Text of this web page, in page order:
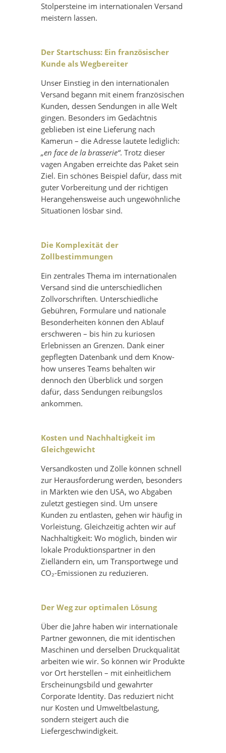
Stolpersteine im internationalen Versand
meistern lassen.
Der Startschuss: Ein französischer
Kunde als Wegbereiter
Unser Einstieg in den internationalen
Versand begann mit einem französischen
Kunden, dessen Sendungen in alle Welt
gingen. Besonders im Gedächtnis
geblieben ist eine Lieferung nach
Kamerun – die Adresse lautete lediglich:
„en face de la brasserie“. Trotz dieser
vagen Angaben erreichte das Paket sein
Ziel. Ein schönes Beispiel dafür, dass mit
guter Vorbereitung und der richtigen
Herangehensweise auch ungewöhnliche
Situationen lösbar sind.
Die Komplexität der
Zollbestimmungen
Ein zentrales Thema im internationalen
Versand sind die unterschiedlichen
Zollvorschriften. Unterschiedliche
Gebühren, Formulare und nationale
Besonderheiten können den Ablauf
erschweren – bis hin zu kuriosen
Erlebnissen an Grenzen. Dank einer
gepflegten Datenbank und dem Know-
how unseres Teams behalten wir
dennoch den Überblick und sorgen
dafür, dass Sendungen reibungslos
ankommen.
Kosten und Nachhaltigkeit im
Gleichgewicht
Versandkosten und Zölle können schnell
zur Herausforderung werden, besonders
in Märkten wie den USA, wo Abgaben
zuletzt gestiegen sind. Um unsere
Kunden zu entlasten, gehen wir häufig in
Vorleistung. Gleichzeitig achten wir auf
Nachhaltigkeit: Wo möglich, binden wir
lokale Produktionspartner in den
Zielländern ein, um Transportwege und
CO₂-Emissionen zu reduzieren.
Der Weg zur optimalen Lösung
Über die Jahre haben wir internationale
Partner gewonnen, die mit identischen
Maschinen und derselben Druckqualität
arbeiten wie wir. So können wir Produkte
vor Ort herstellen – mit einheitlichem
Erscheinungsbild und gewahrter
Corporate Identity. Das reduziert nicht
nur Kosten und Umweltbelastung,
sondern steigert auch die
Liefergeschwindigkeit.